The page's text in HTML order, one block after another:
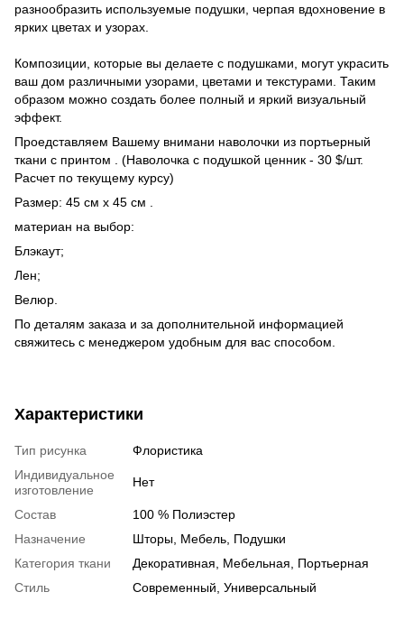
разнообразить используемые подушки, черпая вдохновение в
ярких цветах и ​​узорах.
Композиции, которые вы делаете с подушками, могут украсить
ваш дом различными узорами, цветами и текстурами. Таким
образом можно создать более полный и яркий визуальный
эффект.
Проедставляем Вашему внимани наволочки из портьерный
ткани с принтом . (Наволочка с подушкой ценник - 30 $/шт.
Расчет по текущему курсу)
Размер: 45 см х 45 см .
материан на выбор:
Блэкаут;
Лен;
Велюр.
По деталям заказа и за дополнительной информацией
свяжитесь с менеджером удобным для вас способом.
Характеристики
Тип рисунка
Флористика
Индивидуальное
изготовление
Нет
Состав
100 % Полиэстер
Назначение
Шторы, Мебель, Подушки
Категория ткани
Декоративная, Мебельная, Портьерная
Стиль
Современный, Универсальный